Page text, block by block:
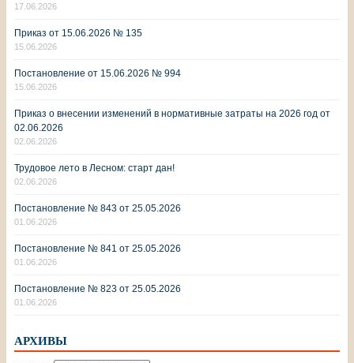
17.06.2026
Приказ от 15.06.2026 № 135
15.06.2026
Постановление от 15.06.2026 № 994
15.06.2026
Приказ о внесении изменений в нормативные затраты на 2026 год от
02.06.2026
02.06.2026
Трудовое лето в Лесном: старт дан!
02.06.2026
Постановление № 843 от 25.05.2026
01.06.2026
Постановление № 841 от 25.05.2026
01.06.2026
Постановление № 823 от 25.05.2026
01.06.2026
АРХИВЫ